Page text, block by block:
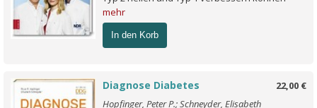
mehr
In den Korb
22,00 €
Diagnose Diabetes
Hopfinger, Peter P.; Schneyder, Elisabeth